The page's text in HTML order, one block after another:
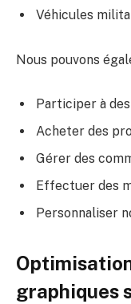
Véhicules
Nous pouvons
Participer à
Acheter des
Gérer des
Effectuer des
Personnaliser
graphiques